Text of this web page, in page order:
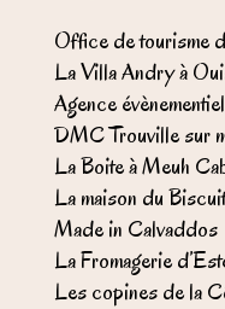
Office de tourisme
La Villa Andry à
Agence
DMC Trouville sur
La Boite à Meuh
La maison du Biscuit
Made in Calvaddos
La Fromagerie
Les copines de la